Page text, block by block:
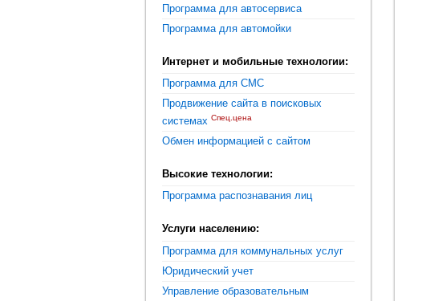
Программа для автосервиса
Программа для автомойки
Интернет и мобильные технологии:
Программа для СМС
Продвижение сайта в поисковых
системах Спец.цена
Обмен информацией с сайтом
Высокие технологии:
Программа распознавания лиц
Услуги населению:
Программа для коммунальных услуг
Юридический учет
Управление образовательным